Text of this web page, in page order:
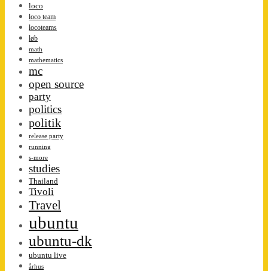
loco
loco team
locoteams
løb
math
mathematics
mc
open source
party
politics
politik
release party
running
s-more
studies
Thailand
Tivoli
Travel
ubuntu
ubuntu-dk
ubuntu live
århus